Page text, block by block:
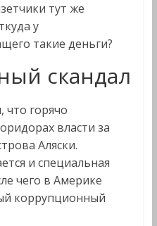
тут же
у
такие деньги?
скандал
что горячо
власти за
Аляски.
и специальная
чего в Америке
коррупционный